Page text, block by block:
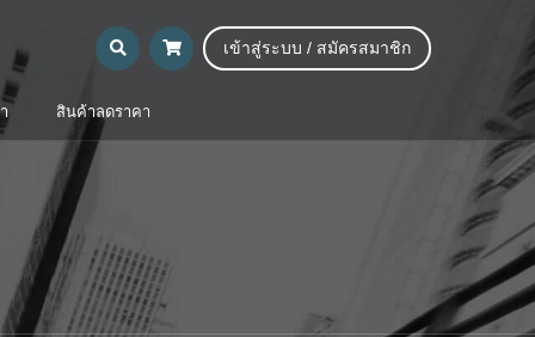
เข้าสู่ระบบ / สมัครสมาชิก
สินค้าลดราคา